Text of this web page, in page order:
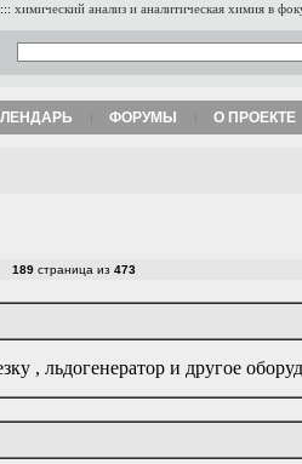
::: химический анализ и аналитическая химия в
ФОРУМЫ О ПРОЕКТЕ
189 страница из 473
, льдогенератор и другое